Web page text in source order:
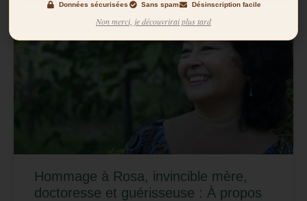
Hommage à Rosa, invincible mère,
doctoresse et guérisseuse : À propos
Données sécurisées Sans spam Désinscription facile
Non merci, je découvrirai plus tard